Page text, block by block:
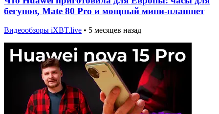
бегунов, Mate 80 Pro и мощный мини-планшет
Видеообзоры iXBT.live • 5 месяцев назад